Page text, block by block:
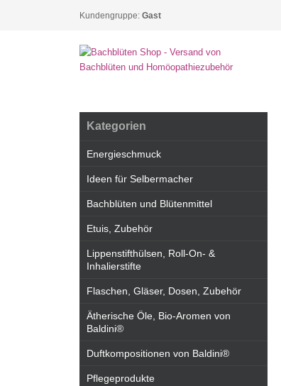
Kundengruppe: Gast
Kategorien
Energieschmuck
Ideen für Selbermacher
Bachblüten und Blütenmittel
Etuis, Zubehör
Lippenstifthülsen, Roll-On- &
Inhalierstifte
Flaschen, Gläser, Dosen, Zubehör
Ätherische Öle, Bio-Aromen von
Baldini®
Duftkompositionen von Baldini®
Pflegeprodukte